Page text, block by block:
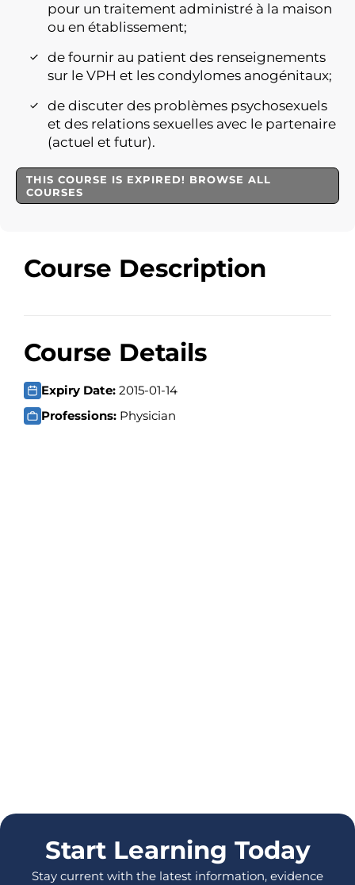
Course Description
Course Details
Expiry Date: 2015-01-14
Professions: Physician
pour un traitement administré à la maison
ou en établissement;
de fournir au patient des renseignements
sur le VPH et les condylomes anogénitaux;
de discuter des problèmes psychosexuels
et des relations sexuelles avec le partenaire
(actuel et futur).
THIS COURSE IS EXPIRED! BROWSE ALL
COURSES
Start Learning Today
Stay current with the latest information, evidence